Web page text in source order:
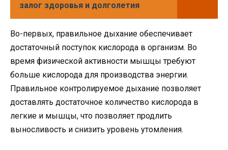
залог здоровья и долголетия
Во-первых, правильное дыхание обеспечивает
достаточный поступок кислорода в организм. Во
время физической активности мышцы требуют
больше кислорода для производства энергии.
Правильное контролируемое дыхание позволяет
доставлять достаточное количество кислорода в
легкие и мышцы, что позволяет продлить
выносливость и снизить уровень утомления.